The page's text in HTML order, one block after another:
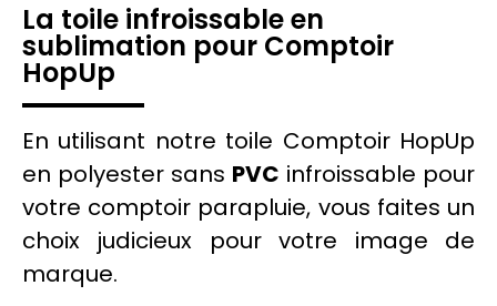
La toile infroissable en
sublimation pour Comptoir
HopUp
En utilisant notre toile Comptoir HopUp
en polyester sans PVC infroissable pour
votre comptoir parapluie, vous faites un
choix judicieux pour votre image de
marque.